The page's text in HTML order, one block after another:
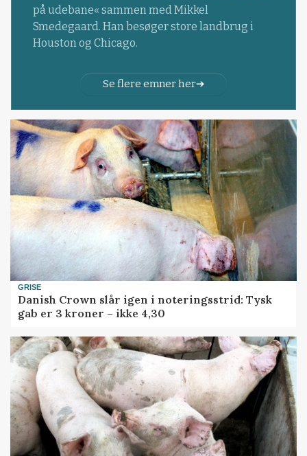
på udebane« sammen med Mikkel
Smedegaard. Han besøger store landbrug i
Houston og Chicago.
Se flere emner her
GRISE
Danish Crown slår igen i noteringsstrid: Tysk
gab er 3 kroner – ikke 4,30